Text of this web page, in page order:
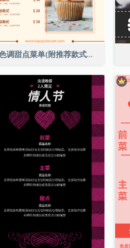
橙色调甜点菜单(附推荐款式图片)